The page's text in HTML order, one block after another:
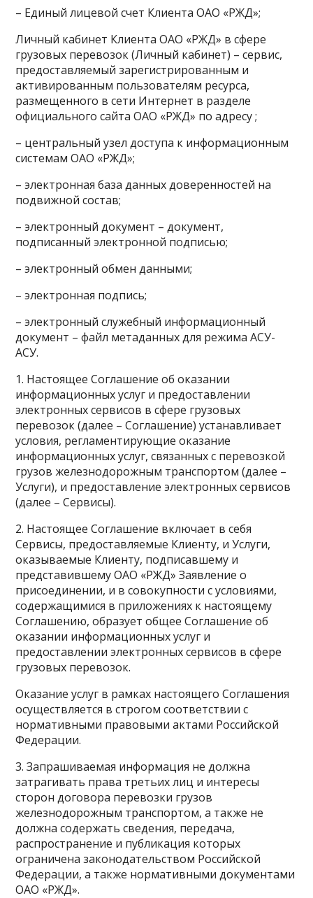
– Единый лицевой счет Клиента ОАО «РЖД»;
Личный кабинет Клиента ОАО «РЖД» в сфере
грузовых перевозок (Личный кабинет) – сервис,
предоставляемый зарегистрированным и
активированным пользователям ресурса,
размещенного в сети Интернет в разделе
официального сайта ОАО «РЖД» по адресу ;
– центральный узел доступа к информационным
системам ОАО «РЖД»;
– электронная база данных доверенностей на
подвижной состав;
– электронный документ – документ,
подписанный электронной подписью;
– электронный обмен данными;
– электронная подпись;
– электронный служебный информационный
документ – файл метаданных для режима АСУ-
АСУ.
1. Настоящее Соглашение об оказании
информационных услуг и предоставлении
электронных сервисов в сфере грузовых
перевозок (далее – Соглашение) устанавливает
условия, регламентирующие оказание
информационных услуг, связанных с перевозкой
грузов железнодорожным транспортом (далее –
Услуги), и предоставление электронных сервисов
(далее – Сервисы).
2. Настоящее Соглашение включает в себя
Сервисы, предоставляемые Клиенту, и Услуги,
оказываемые Клиенту, подписавшему и
представившему ОАО «РЖД» Заявление о
присоединении, и в совокупности с условиями,
содержащимися в приложениях к настоящему
Соглашению, образует общее Соглашение об
оказании информационных услуг и
предоставлении электронных сервисов в сфере
грузовых перевозок.
Оказание услуг в рамках настоящего Соглашения
осуществляется в строгом соответствии с
нормативными правовыми актами Российской
Федерации.
3. Запрашиваемая информация не должна
затрагивать права третьих лиц и интересы
сторон договора перевозки грузов
железнодорожным транспортом, а также не
должна содержать сведения, передача,
распространение и публикация которых
ограничена законодательством Российской
Федерации, а также нормативными документами
ОАО «РЖД».